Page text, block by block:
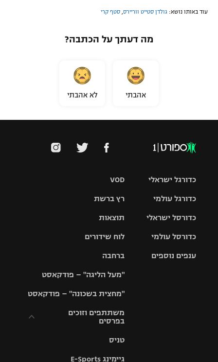
עוד באותו נושא: גולדן סטייט ווריירס סטף קרי
מה דעתך על הכתבה?
אהבתי לא אהבתי
VOD
רץ ברשת
תוצאות
לוח שידורים
ברחבה
"מעל הליגה" – פודקאסט
"מחצית בשכונה" – פודקאסט
משתתפים וזוכים
בפרסים
וזוכים בפרסים
טניס
גיימינג E-Sports
כדורגל ישראלי
גביע הטוטו
כדורגל עולמי
האלופות
ליגה
כדורסל ישראלי
סל
כדורסל עולמי
ענפים נוספים